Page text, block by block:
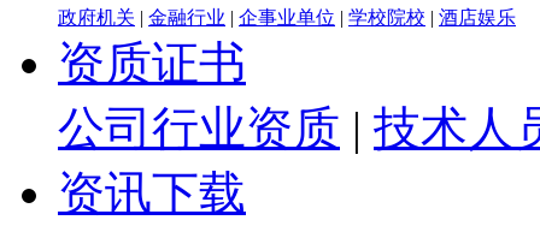
政府机关 | 金融行业 | 企事业单位 | 学校院校 | 酒店娱乐
资质证书
公司行业资质 | 技术人
资讯下载